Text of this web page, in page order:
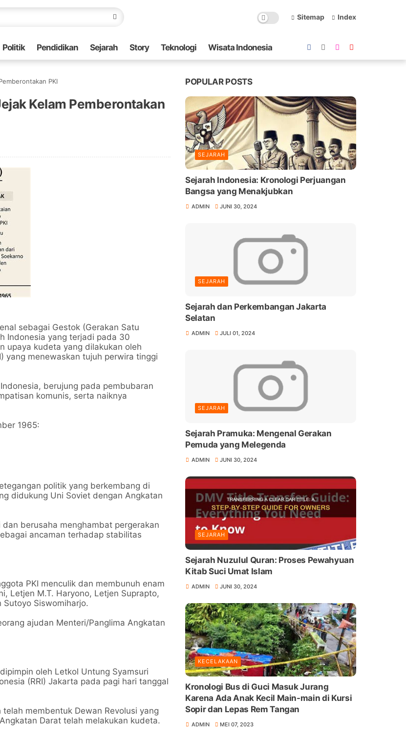
Sitemap Index
Politik Pendidikan Sejarah Story Teknologi Wisata Indonesia
PKI
Kelam Pemberontakan
sebagai Gestok (Gerakan Satu
Indonesia yang terjadi pada 30
upaya kudeta yang dilakukan oleh
yang menewaskan tujuh perwira tinggi
berujung pada pembubaran
komunis, serta naiknya
1965:
politik yang berkembang di
didukung Uni Soviet dengan Angkatan
berusaha menghambat pergerakan
ancaman terhadap stabilitas
PKI menculik dan membunuh enam
Letjen M.T. Haryono, Letjen Suprapto,
Sutoyo Siswomiharjo.
ajudan Menteri/Panglima Angkatan
oleh Letkol Untung Syamsuri
(RRI) Jakarta pada pagi hari tanggal
membentuk Dewan Revolusi yang
Darat telah melakukan kudeta.
POPULAR POSTS
SEJARAH
Sejarah Indonesia: Kronologi Perjuangan
Bangsa yang Menakjubkan
ADMIN JUNI 30, 2024
SEJARAH
Sejarah dan Perkembangan Jakarta
Selatan
ADMIN JULI 01, 2024
SEJARAH
Sejarah Pramuka: Mengenal Gerakan
Pemuda yang Melegenda
ADMIN JUNI 30, 2024
SEJARAH
Sejarah Nuzulul Quran: Proses Pewahyuan
Kitab Suci Umat Islam
ADMIN JUNI 30, 2024
KECELAKAAN
Kronologi Bus di Guci Masuk Jurang
Karena Ada Anak Kecil Main-main di Kursi
Sopir dan Lepas Rem Tangan
ADMIN MEI 07, 2023